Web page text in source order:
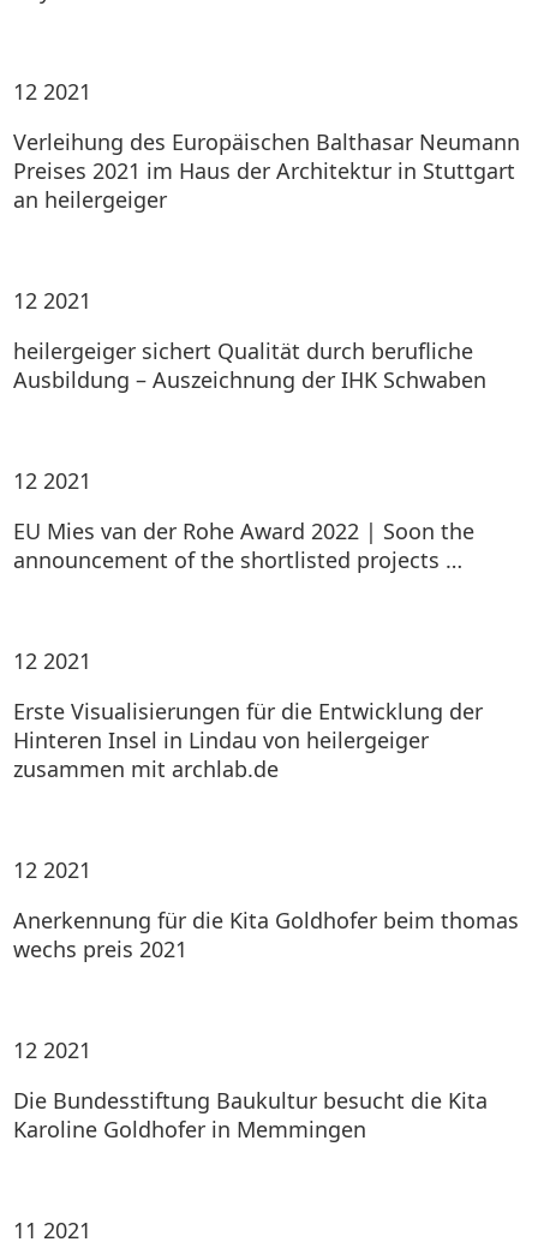
12 2021
Verleihung des Europäischen Balthasar Neumann
Preises 2021 im Haus der Architektur in Stuttgart
an heilergeiger
12 2021
heilergeiger sichert Qualität durch berufliche
Ausbildung – Auszeichnung der IHK Schwaben
12 2021
EU Mies van der Rohe Award 2022 | Soon the
announcement of the shortlisted projects …
12 2021
Erste Visualisierungen für die Entwicklung der
Hinteren Insel in Lindau von heilergeiger
zusammen mit archlab.de
12 2021
Anerkennung für die Kita Goldhofer beim thomas
wechs preis 2021
12 2021
Die Bundesstiftung Baukultur besucht die Kita
Karoline Goldhofer in Memmingen
11 2021